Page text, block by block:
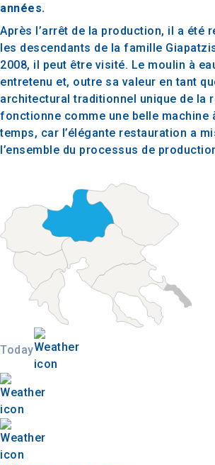
années.
Après l’arrêt de la production, il a été
les descendants de la famille
2008, il peut être visité. Le moulin à
entretenu et, outre sa valeur en tant
architectural traditionnel unique de la
fonctionne comme une belle machine
temps, car l’élégante restauration a
l’ensemble du processus de
Today